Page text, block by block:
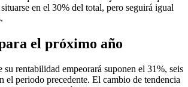
en el 30% del total, pero seguirá igual
el próximo año
su rentabilidad empeorará suponen el 31%, seis
el periodo precedente. El cambio de tendencia